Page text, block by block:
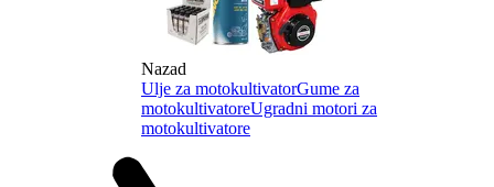
Nazad
Ulje za motokultivatorGume za
motokultivatoreUgradni motori za
motokultivatore